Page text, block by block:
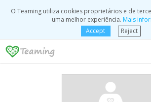
O Teaming utiliza cookies proprietários e de
uma melhor experiência. Mais
Accept
Reject